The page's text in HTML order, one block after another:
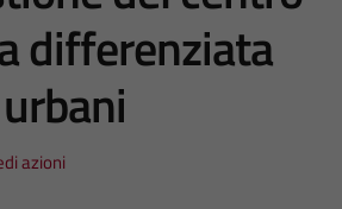
differenziata
azioni